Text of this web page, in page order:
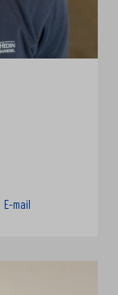
E-mail